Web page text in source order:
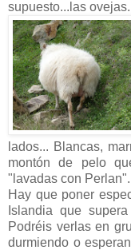
supuesto...las
lados... Blancas,
montón de pelo
"lavadas con Perlan".
Hay que poner
Islandia que
Podréis verlas en
durmiendo o